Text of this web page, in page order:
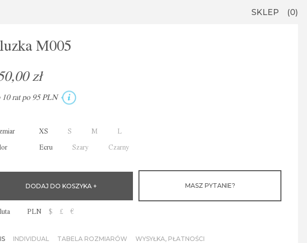
SKLEP 0
M005
zł
10 rat po 95 PLN
XS S M L
Ecru Szary Czarny
MASZ PYTANIE?
PLN $ £ €
INDIVIDUAL TABELA ROZMIARÓW WYSYŁKA, PŁATNOŚCI